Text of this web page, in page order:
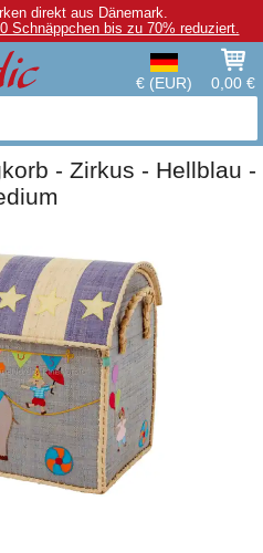
direkt aus Dänemark.
Schnäppchen bis zu 70% reduziert.
€ (EUR) 0,00 €
- Zirkus - Hellblau -